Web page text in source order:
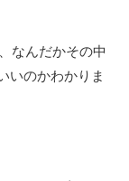
なんだかその中
いのかわかりま